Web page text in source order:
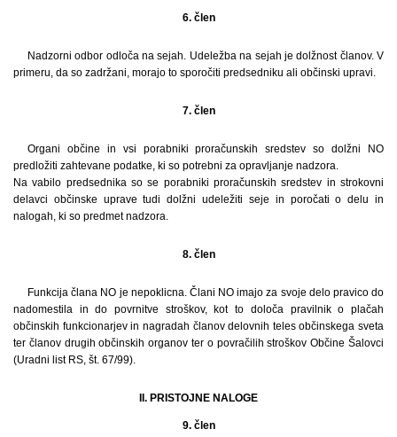
6. člen
Nadzorni odbor odloča na sejah. Udeležba na sejah je dolžnost članov. V
primeru, da so zadržani, morajo to sporočiti predsedniku ali občinski upravi.
7. člen
Organi občine in vsi porabniki proračunskih sredstev so dolžni NO
predložiti zahtevane podatke, ki so potrebni za opravljanje nadzora.
Na vabilo predsednika so se porabniki proračunskih sredstev in strokovni
delavci občinske uprave tudi dolžni udeležiti seje in poročati o delu in
nalogah, ki so predmet nadzora.
8. člen
Funkcija člana NO je nepoklicna. Člani NO imajo za svoje delo pravico do
nadomestila in do povrnitve stroškov, kot to določa pravilnik o plačah
občinskih funkcionarjev in nagradah članov delovnih teles občinskega sveta
ter članov drugih občinskih organov ter o povračilih stroškov Občine Šalovci
(Uradni list RS, št. 67/99).
II. PRISTOJNE NALOGE
9. člen